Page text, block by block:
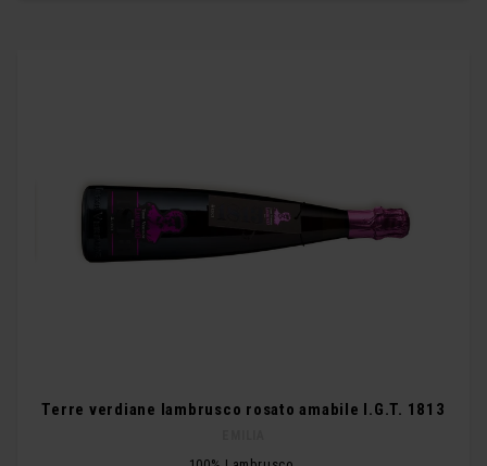
Terre verdiane lambrusco rosato amabile I.G.T. 1813